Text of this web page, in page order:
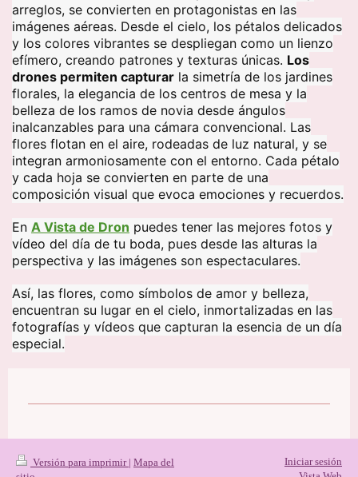
arreglos, se convierten en protagonistas en las
imágenes aéreas. Desde el cielo, los pétalos delicados
y los colores vibrantes se despliegan como un lienzo
efímero, creando patrones y texturas únicas. Los
drones permiten capturar la simetría de los jardines
florales, la elegancia de los centros de mesa y la
belleza de los ramos de novia desde ángulos
inalcanzables para una cámara convencional. Las
flores flotan en el aire, rodeadas de luz natural, y se
integran armoniosamente con el entorno. Cada pétalo
y cada hoja se convierten en parte de una
composición visual que evoca emociones y recuerdos.
En A Vista de Dron puedes tener las mejores fotos y
vídeo del día de tu boda, pues desde las alturas la
perspectiva y las imágenes son espectaculares.
Así, las flores, como símbolos de amor y belleza,
encuentran su lugar en el cielo, inmortalizadas en las
fotografías y vídeos que capturan la esencia de un día
especial.
Versión para imprimir | Mapa del
Iniciar sesión